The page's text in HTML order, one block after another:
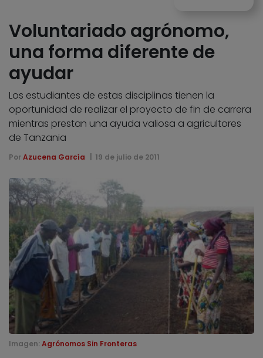
Voluntariado agrónomo,
una forma diferente de
ayudar
Los estudiantes de estas disciplinas tienen la
oportunidad de realizar el proyecto de fin de carrera
mientras prestan una ayuda valiosa a agricultores
de Tanzania
Por Azucena García 19 de julio de 2011
Imagen: Agrónomos Sin Fronteras